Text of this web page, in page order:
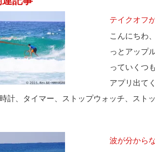
テイクオフ
こんにちわ
っとアップ
っていくつ
アプリ出て
計、タイマー、ストップウォッチ、スト
波が分から